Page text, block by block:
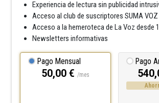
Experiencia de lectura sin publicidad
Acceso al club de suscriptores SUMA VOZ
Acceso a la hemeroteca de La Voz desde
Newsletters informativas
Pago Mensual
50,00 € /mes
Pago